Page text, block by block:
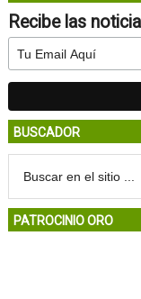
Recibe las
BUSCADOR
PATROCINIO ORO